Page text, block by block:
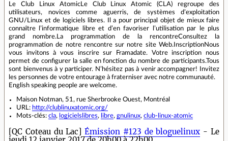
Le Club Linux AtomicLe Club Linux Atomic (CLA) regroupe des
utilisateurs, novices comme aguerris, de systèmes d’exploitation
GNU/Linux et de logiciels libres. Il a pour principal objet de mieux faire
connaître l’informatique libre et d’en favoriser l’utilisation par le plus
grand nombre.La programmation de la rencontreConsultez la
programmation de notre rencontre sur notre site Web.InscriptionNous
vous invitons à vous inscrire sur Framadate. Votre inscription nous
permet de configurer la salle en fonction du nombre de participants.Tous
sont bienvenus à y participer. N’hésitez pas à venir accompagner! Invitez
les personnes de votre entourage à fraterniser avec notre communauté.
English speaking people are welcome.
Maison Notman, 51, rue Sherbrooke Ouest, Montréal
URL: http://clublinuxatomic.org/
Mots-clés: cla, logicielslibres, libre, gnulinux, club-linux-atomic
[QC Coteau du Lac]Émission #123 de bloguelinux - Le